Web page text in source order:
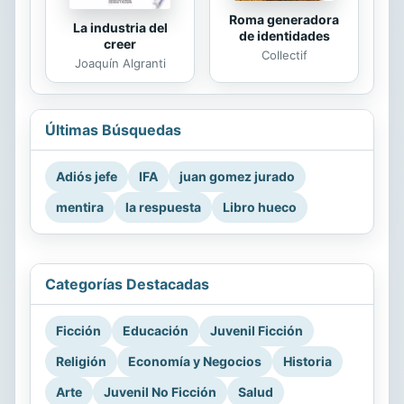
La industria del
creer
Joaquín Algranti
Roma generadora
de identidades
Collectif
Últimas Búsquedas
Adiós jefe IFA
juan gomez jurado
mentira
la respuesta Libro hueco
Categorías Destacadas
Ficción Educación
Juvenil Ficción
Religión
Economía y Negocios
Historia
Arte
Juvenil No Ficción Salud